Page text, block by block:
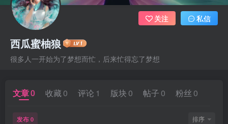
西瓜蜜柚狼
很多人一开始为了梦想而忙，后来忙得忘了梦想
关注 私信
文章0 收藏 0 评论 1 版块 0 帖子 0 粉丝 0
发布 0 排序